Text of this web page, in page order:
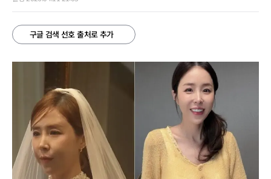
구글 검색 선호 출처로 추가